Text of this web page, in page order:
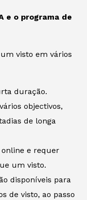
e o programa de
visto em vários
duração.
objectivos,
de longa
online e requer
um visto.
disponíveis para
de visto, ao passo